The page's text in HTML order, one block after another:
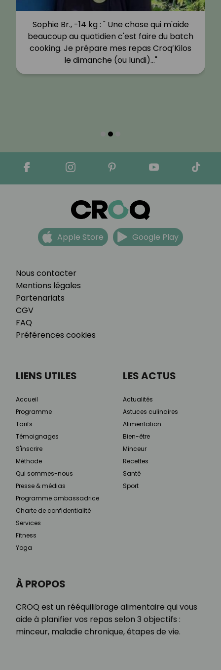
Sophie Br., -14 kg : " Une chose qui m'aide
beaucoup au quotidien c'est faire du batch
cooking. Je prépare mes repas Croq’Kilos
le dimanche (ou lundi)…"
Nous contacter
Mentions légales
Partenariats
CGV
FAQ
Préférences cookies
Apple Store Google Play
À PROPOS
CROQ est un rééquilibrage alimentaire qui vous
aide à planifier vos repas selon 3 objectifs :
minceur, maladie chronique, étapes de vie.
LIENS UTILES
Accueil
Programme
Tarifs
Témoignages
S'inscrire
Méthode
Qui sommes-nous
Presse & médias
Programme ambassadrice
Charte de confidentialité
Services
Fitness
Yoga
LES ACTUS
Actualités
Astuces culinaires
Alimentation
Bien-être
Minceur
Recettes
Santé
Sport